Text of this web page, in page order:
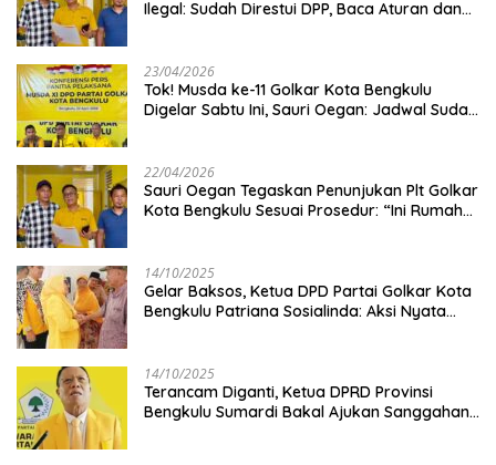
Ilegal: Sudah Direstui DPP, Baca Aturan dan
23/04/2026
‎Tok! Musda ke-11 Golkar Kota Bengkulu
Digelar Sabtu Ini, Sauri Oegan: Jadwal Sudah
22/04/2026
Sauri Oegan Tegaskan Penunjukan Plt Golkar
Kota Bengkulu Sesuai Prosedur: “Ini Rumah
14/10/2025
‎Gelar Baksos, Ketua DPD Partai Golkar Kota
Bengkulu Patriana Sosialinda: Aksi Nyata
14/10/2025
Terancam Diganti, Ketua DPRD Provinsi
Bengkulu Sumardi Bakal Ajukan Sanggahan